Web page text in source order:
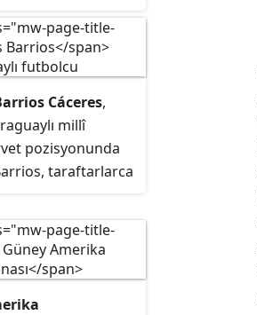
aldığı
FIFA Dünya
elde etmiştir. Şili,
Copa
4-1 ve 2016'da
ulaşan Şili
iki finalde de
direktörler
Cáceres,
millî
pozisyonunda
taraftarlarca
Annesi
Mart 2010
vatandaşlığına